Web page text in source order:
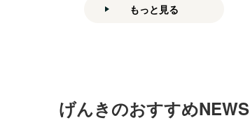
もっと見る
げんきのおすすめNEWS